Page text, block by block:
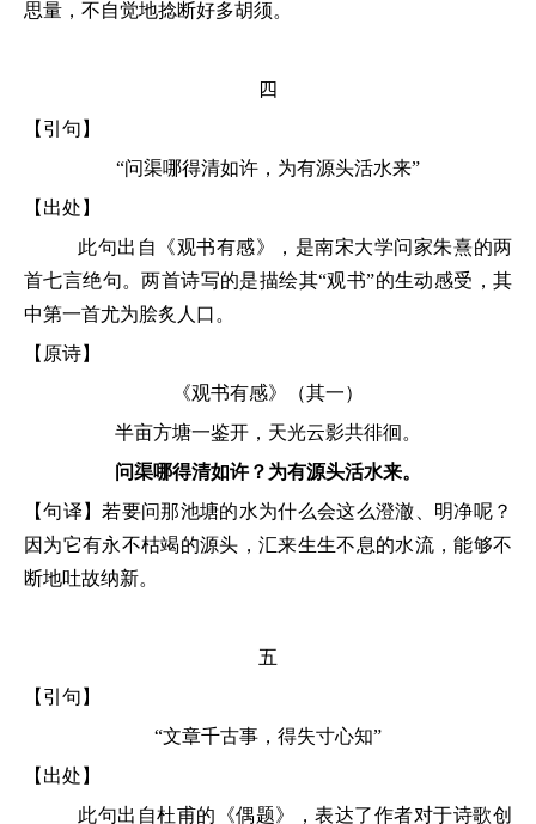
思量，不自觉地捻断好多胡须。
四
【引句】
“问渠哪得清如许，为有源头活水来”
【出处】
此句出自《观书有感》，是南宋大学问家朱熹的两
首七言绝句。两首诗写的是描绘其“观书”的生动感受，其
中第一首尤为脍炙人口。
【原诗】
《观书有感》（其一）
半亩方塘一鉴开，天光云影共徘徊。
问渠哪得清如许？为有源头活水来。
【句译】若要问那池塘的水为什么会这么澄澈、明净呢？
因为它有永不枯竭的源头，汇来生生不息的水流，能够不
断地吐故纳新。
五
【引句】
“文章千古事，得失寸心知”
【出处】
此句出自杜甫的《偶题》，表达了作者对于诗歌创